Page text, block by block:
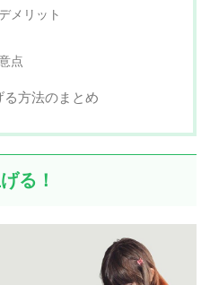
メリット
点
方法のまとめ
る！